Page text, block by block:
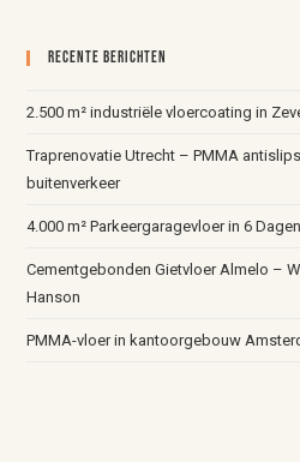
Recente Berichten
2.500 m² industriële vloercoating in
Traprenovatie Utrecht – PMMA
buitenverkeer
4.000 m² Parkeergaragevloer in 6 Dagen
Cementgebonden Gietvloer Almelo –
Hanson
PMMA-vloer in kantoorgebouw